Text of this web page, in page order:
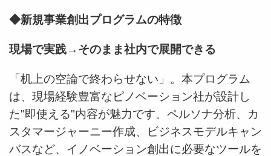
◆新規事業創出プログラムの特徴
現場で実践→そのまま社内で展開できる
「机上の空論で終わらせない」。本プログラム
は、現場経験豊富なピノベーション社が設計し
た"即使える"内容が魅力です。ペルソナ分析、カ
スタマージャーニー作成、ビジネスモデルキャン
バスなど、イノベーション創出に必要なツールを